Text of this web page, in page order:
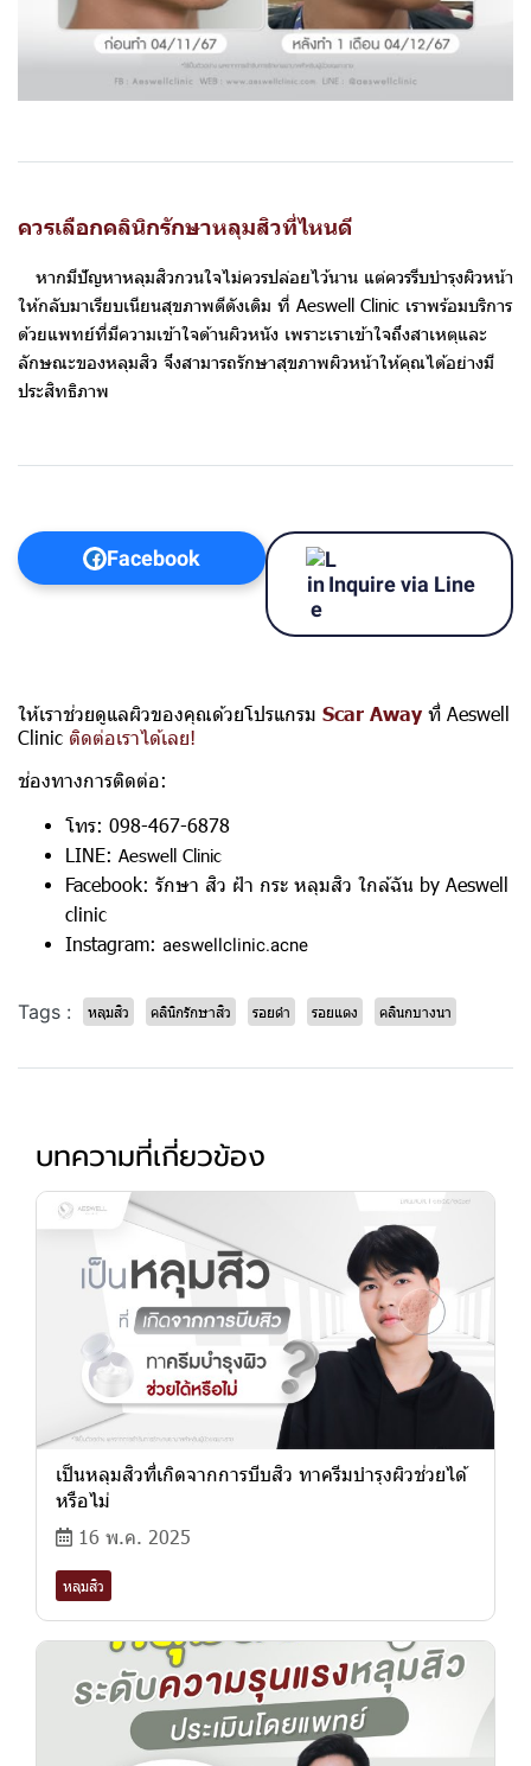
ควรเลือกคลินิกรักษาหลุมสิวที่ไหนดี
หากมีปัญหาหลุมสิวกวนใจไม่ควรปล่อยไว้นาน แต่ควรรีบบำรุงผิวหน้า
ให้กลับมาเรียบเนียนสุขภาพดีดังเดิม ที่ Aeswell Clinic เราพร้อมบริการ
ด้วยแพทย์ที่มีความเข้าใจด้านผิวหนัง เพราะเราเข้าใจถึงสาเหตุและ
ลักษณะของหลุมสิว จึงสามารถรักษาสุขภาพผิวหน้าให้คุณได้อย่างมี
ประสิทธิภาพ
Facebook
Inquire via Line
ให้เราช่วยดูแลผิวของคุณด้วยโปรแกรม Scar Away ที่ Aeswell
Clinic ติดต่อเราได้เลย!
ช่องทางการติดต่อ:
โทร: 098-467-6878
LINE: Aeswell Clinic
Facebook: รักษา สิว ฝ้า กระ หลุมสิว ใกล้ฉัน by Aeswell
clinic
Instagram: aeswellclinic.acne
Tags : หลุมสิว คลินิกรักษาสิว รอยดำ รอยแดง คลินกบางนา
บทความที่เกี่ยวข้อง
เป็นหลุมสิวที่เกิดจากการบีบสิว ทาครีมบำรุงผิวช่วยได้
หรือไม่
16 พ.ค. 2025
หลุมสิว